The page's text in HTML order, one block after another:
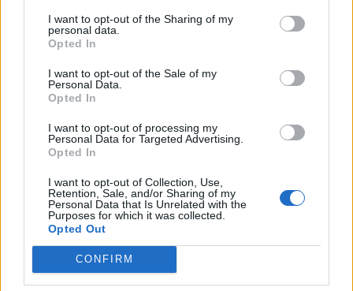
I want to opt-out of the Sharing of my
personal data.
Opted In
I want to opt-out of the Sale of my
Personal Data.
Opted In
I want to opt-out of processing my
Personal Data for Targeted Advertising.
Opted In
I want to opt-out of Collection, Use,
Retention, Sale, and/or Sharing of my
Personal Data that Is Unrelated with the
Purposes for which it was collected.
Opted Out
CONFIRM
MATEI UDREA:
ANDREI COLȚEA:
Teritorii, conducte și tribut.
Cum s-a văzut din China vizita lui Putin la
Beijing
VASILE POPOVICI:Guvernul Tomac și
scursurile din Parlament
DOINA DABIJA:
FLORIN BURTA:România neonestă